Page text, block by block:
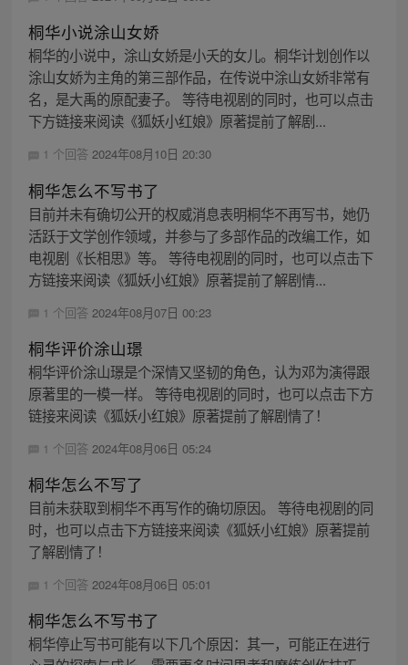
桐华小说涂山女娇
桐华的小说中，涂山女娇是小夭的女儿。桐华计划创作以
涂山女娇为主角的第三部作品，在传说中涂山女娇非常有
名，是大禹的原配妻子。 等待电视剧的同时，也可以点击
下方链接来阅读《狐妖小红娘》原著提前了解剧...
1 个回答 2024年08月10日 20:30
桐华怎么不写书了
目前并未有确切公开的权威消息表明桐华不再写书，她仍
活跃于文学创作领域，并参与了多部作品的改编工作，如
电视剧《长相思》等。 等待电视剧的同时，也可以点击下
方链接来阅读《狐妖小红娘》原著提前了解剧情...
1 个回答 2024年08月07日 00:23
桐华评价涂山璟
桐华评价涂山璟是个深情又坚韧的角色，认为邓为演得跟
原著里的一模一样。 等待电视剧的同时，也可以点击下方
链接来阅读《狐妖小红娘》原著提前了解剧情了！
1 个回答 2024年08月06日 05:24
桐华怎么不写了
目前未获取到桐华不再写作的确切原因。 等待电视剧的同
时，也可以点击下方链接来阅读《狐妖小红娘》原著提前
了解剧情了！
1 个回答 2024年08月06日 05:01
桐华怎么不写书了
桐华停止写书可能有以下几个原因：其一，可能正在进行